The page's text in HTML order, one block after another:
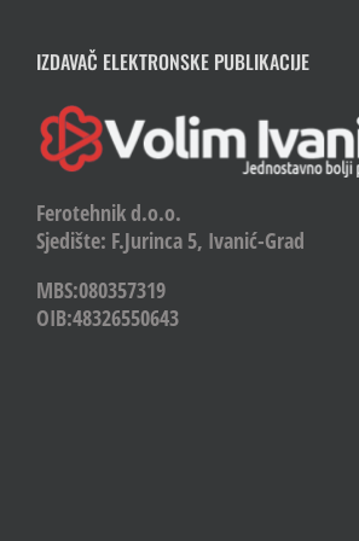
IZDAVAČ ELEKTRONSKE PUBLIKACIJE
Ferotehnik d.o.o.
Sjedište: F.Jurinca 5, Ivanić-Grad
MBS:080357319
OIB:48326550643